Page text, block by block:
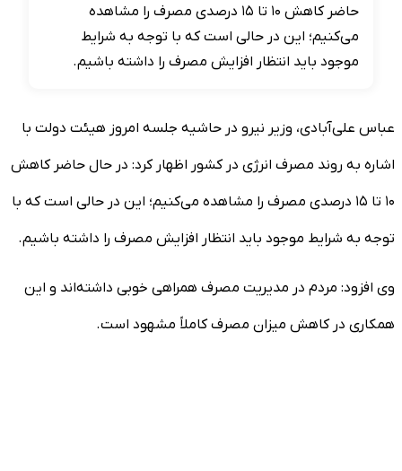
حاضر کاهش ۱۰ تا ۱۵ درصدی مصرف را مشاهده
می‌کنیم؛ این در حالی است که با توجه به شرایط
موجود باید انتظار افزایش مصرف را داشته باشیم.
عباس علی‌آبادی، وزیر نیرو در حاشیه جلسه امروز هیئت دولت با
اشاره به روند مصرف انرژی در کشور اظهار کرد: در حال حاضر کاهش
۱۰ تا ۱۵ درصدی مصرف را مشاهده می‌کنیم؛ این در حالی است که با
توجه به شرایط موجود باید انتظار افزایش مصرف را داشته باشیم.
وی افزود: مردم در مدیریت مصرف همراهی خوبی داشته‌اند و این
همکاری در کاهش میزان مصرف کاملاً مشهود است.